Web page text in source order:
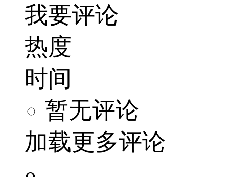
我要评论
热度
时间
暂无评论
加载更多评论